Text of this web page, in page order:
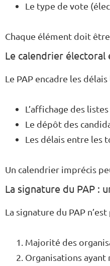
Le type de vote
Chaque élément doit
Le calendrier électoral
Le PAP encadre les
L’affichage des
Le dépôt des
Les délais entre les
Un calendrier imprécis
La signature du PAP :
La signature du PAP
Majorité des
Organisations